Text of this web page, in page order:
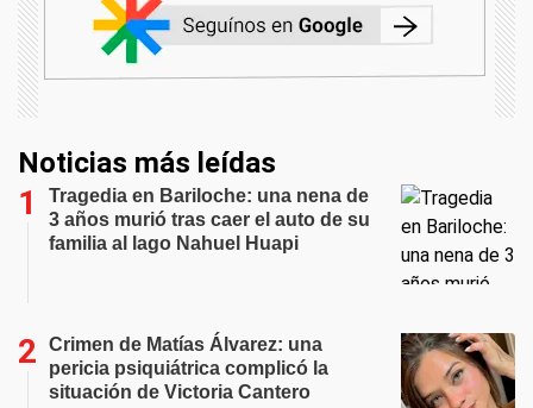
Noticias más leídas
Tragedia en Bariloche: una nena de
3 años murió tras caer el auto de su
familia al lago Nahuel Huapi
Crimen de Matías Álvarez: una
pericia psiquiátrica complicó la
situación de Victoria Cantero